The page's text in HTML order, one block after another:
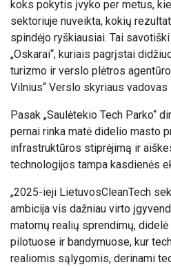
koks pokytis įvyko per metus,
sektoriuje nuveikta, kokių
spindėjo ryškiausiai. Tai savotiški
„Oskarai“, kuriais pagrįstai
turizmo ir verslo plėtros
Vilnius“ Verslo skyriaus vadovas
Pasak „Saulėtekio Tech Parko“
pernai rinka matė didelio masto
infrastruktūros stiprėjimą ir
technologijos tampa kasdienės
„2025-ieji LietuvosCleanTech
ambicija vis dažniau virto
matomų realių sprendimų,
pilotuose ir bandymuose, kur
realiomis sąlygomis, derinami